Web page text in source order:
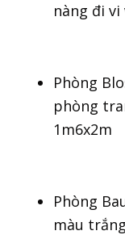
nàng đi
Phòng
phòng
1m6x2m
Phòng
màu